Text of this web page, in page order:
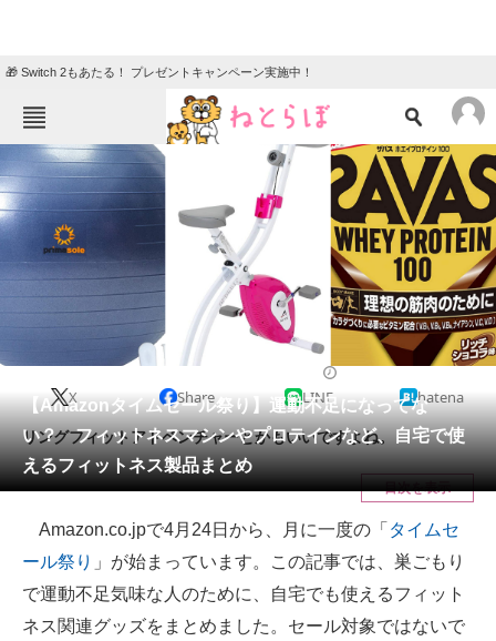
🎁 Switch 2もあたる！ プレゼントキャンペーン実施中！
ねとらぼメニュー
ニュース
エンタメ クイズ
グルメ
教育・育児
会員記事
メディア
注目記事を集めた総合ページ
ITの今と未来を見通す
スマホと通信の最新トレンド
【Amazonタイムセール祭り】運動不足になってな
い？ フィットネスマシンやプロテインなど、自宅で使
えるフィットネス製品まとめ
X Share LINE hatena
リングフィットアドベンチャーとかもいいですよね。
目次を表示
Amazon.co.jpで4月24日から、月に一度の「 タイムセ
ール祭り 」が始まっています。この記事では、巣ごもり
で運動不足気味な人のために、自宅でも使えるフィット
ネス関連グッズをまとめました。セール対象ではないで